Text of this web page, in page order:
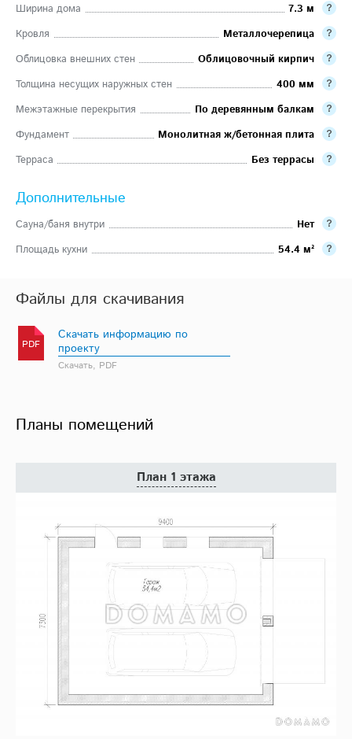
Ширина дома
7.3 м
Кровля
Металлочерепица
Облицовка внешних стен
Облицовочный кирпич
Толщина несущих наружных стен
400 мм
Межэтажные перекрытия
По деревянным балкам
Фундамент
Монолитная ж/бетонная плита
Терраса
Без террасы
Дополнительные
Сауна/баня внутри
Нет
Площадь кухни
54.4 м²
Файлы для скачивания
PDF
Скачать информацию по
проекту
Скачать, PDF
Планы помещений
План 1 этажа